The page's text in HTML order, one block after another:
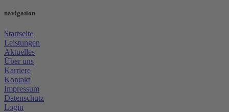
navigation
Startseite
Leistungen
Aktuelles
Über uns
Karriere
Kontakt
Impressum
Datenschutz
Login